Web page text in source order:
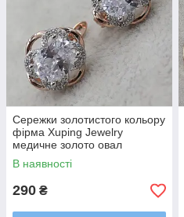
Сережки золотистого кольору
фірма Xuping Jewelry
медичне золото овал
англійський замок розмір
15Х15 мм
В наявності
290 ₴